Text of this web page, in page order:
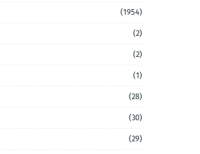
(1954)
(2)
(2)
(1)
(28)
(30)
(29)